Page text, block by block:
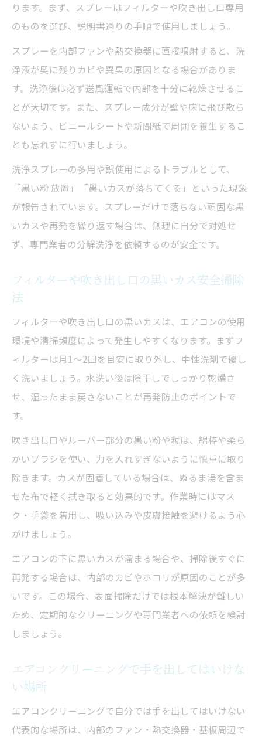
ります。まず、スプレーはフィルターや吹き出し口専用
のものを選び、説明書通りの手順で使用しましょう。
スプレーを内部ファンや熱交換器に直接噴射すると、洗
浄液が奥に残りカビや異臭の原因となる場合がありま
す。洗浄後は必ず送風運転で内部を十分に乾燥させるこ
とが大切です。また、スプレー成分が壁や床に飛び散ら
ないよう、ビニールシートや新聞紙で周囲を養生するこ
とも忘れずに行いましょう。
洗浄スプレーの多用や誤使用によるトラブルとして、
「黒い粉 放置」「黒いカスが落ちてくる」といった現象
が報告されています。スプレーだけで落ちない頑固な黒
いカスや再発を繰り返す場合は、無理に自分で対処せ
ず、専門業者の分解洗浄を依頼するのが安全です。
フィルターや吹き出し口の黒いカス安全掃除
法
フィルターや吹き出し口の黒いカスは、エアコンの使用
環境や清掃頻度によって発生しやすくなります。まずフ
ィルターは月1～2回を目安に取り外し、中性洗剤で優し
く洗いましょう。水洗い後は陰干しでしっかり乾燥さ
せ、湿ったまま戻さないことが再発防止のポイントで
す。
吹き出し口やルーバー部分の黒い粉や粒は、綿棒や柔ら
かいブラシを使い、力を入れすぎないように慎重に取り
除きます。カスが固着している場合は、ぬるま湯を含ま
せた布で軽く拭き取ると効果的です。作業時にはマス
ク・手袋を着用し、吸い込みや皮膚接触を避けるよう心
がけましょう。
エアコンの下に黒いカスが溜まる場合や、掃除後すぐに
再発する場合は、内部のカビやホコリが原因のことが多
いです。この場合、表面掃除だけでは根本解決が難しい
ため、定期的なクリーニングや専門業者への依頼を検討
しましょう。
エアコンクリーニングで手を出してはいけな
い場所
エアコンクリーニングで自分では手を出してはいけない
代表的な場所は、内部のファン・熱交換器・基板周辺で